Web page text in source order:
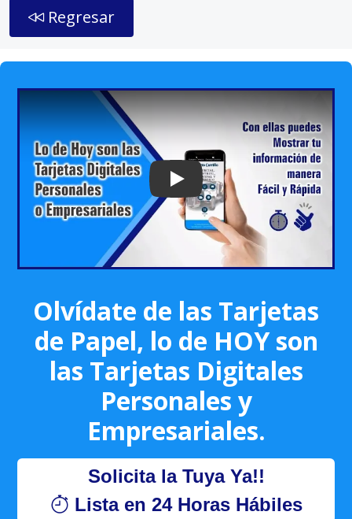
Regresar
Play: Keynote (Google I/O '18)
Olvídate de las Tarjetas
de Papel, lo de HOY son
las Tarjetas Digitales
Personales y
Empresariales.
Solicita la Tuya Ya!!
Lista en 24 Horas Hábiles